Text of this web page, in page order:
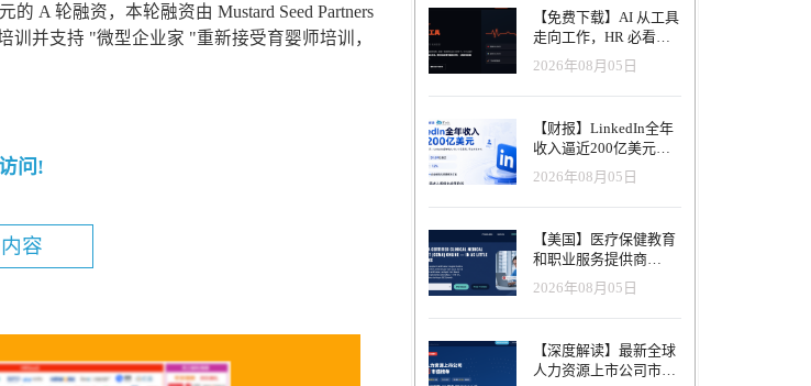
A 轮融资，本轮融资由 Mustard Seed Partners
训并支持 "微型企业家 "重新接受育婴师培训，
问!
容
【免费下载】AI 从工具
走向工作，HR 必看五
大变革｜2026 年 8 月
HRTech 行业观察报告
2026年08月05日
【财报】LinkedIn全年
收入逼近200亿美元，
AI招聘产品进入规模化
应用阶段
2026年08月05日
【美国】医疗保健教育
和职业服务提供商
Advanced eClinical
Training获得融资，以
加速医疗卫生人才队伍
2026年08月05日
【深度解读】最新全球
人力资源上市公司市值